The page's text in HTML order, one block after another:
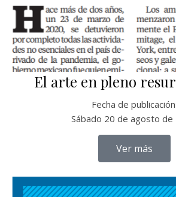
El arte en pleno
Fecha de publicación:
Sábado 20 de agosto de
Ver más